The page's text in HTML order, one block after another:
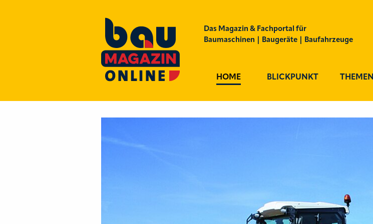
Das Magazin & Fachportal für
Baumaschinen | Baugeräte | Baufahrzeuge
HOME BLICKPUNKT THEMEN